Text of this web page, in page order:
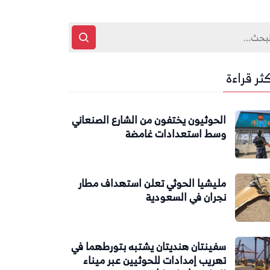
قراءة
الحوثيون يختفون من الشارع الصنعاني
وسط استعدادات غامضة
مليشيا الحوثي تعلن استهداف مطار
نجران في السعودية
سفينتان هنديتان يشتبه بتورطهما في
تهريب إمدادات للحوثيين عبر ميناء